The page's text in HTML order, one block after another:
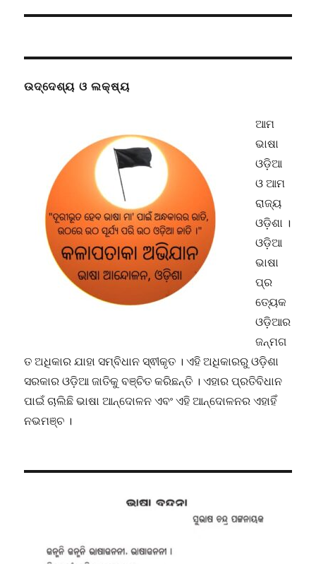
ଉଦ୍ଦେଶ୍ୟ ଓ ଲକ୍ଷ୍ୟ
ଆମ
ଭାଷା
ଓଡ଼ିଆ
ଓ ଆମ
ରାଜ୍ୟ
ଓଡ଼ିଶା ।
ଓଡ଼ିଆ
ଭାଷା
ପ୍ର
ତ୍ୟେକ
ଓଡ଼ିଆର
ଜନ୍ମଗ
ତ ଅଧିକାର ଯାହା ସମ୍ବିଧାନ ସ୍ଵୀକୃତ । ଏହି ଅଧିକାରରୁ ଓଡ଼ିଶା
ସରକାର ଓଡ଼ିଆ ଜାତିକୁ ବଞ୍ଚିତ କରିଛନ୍ତି । ଏହାର ପ୍ରତିବିଧାନ
ପାଇଁ ଚାଲିଛି ଭାଷା ଆନ୍ଦୋଳନ ଏବଂ ଏହି ଆନ୍ଦୋଳନର ଏହାହିଁ
ନଭମଞ୍ଚ ।